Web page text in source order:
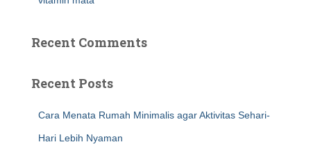
Recent Comments
Recent Posts
Cara Menata Rumah Minimalis agar Aktivitas Sehari-
Hari Lebih Nyaman